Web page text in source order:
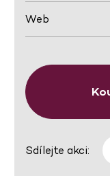
Web
Sdílejte akci: